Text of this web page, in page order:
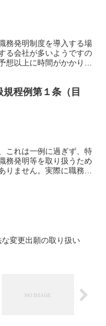
務発明制度を導入する場
る会社が多いようですの
以上に時間がかかりま
程例第１条（目
これは一例に過ぎず、特
務発明等を取り扱うため
りません。実際に職務発
変更出願の取り扱い